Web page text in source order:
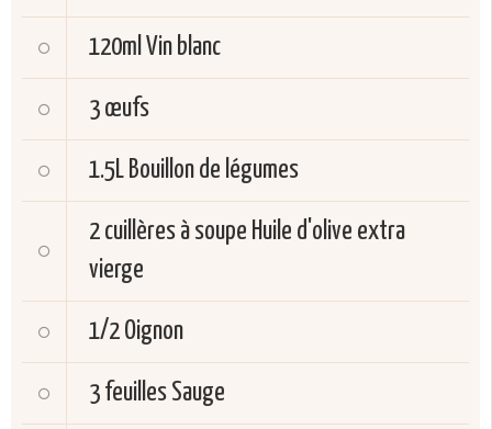
120ml Vin blanc
3 œufs
1.5L Bouillon de légumes
2 cuillères à soupe Huile d'olive extra
vierge
1/2 Oignon
3 feuilles Sauge